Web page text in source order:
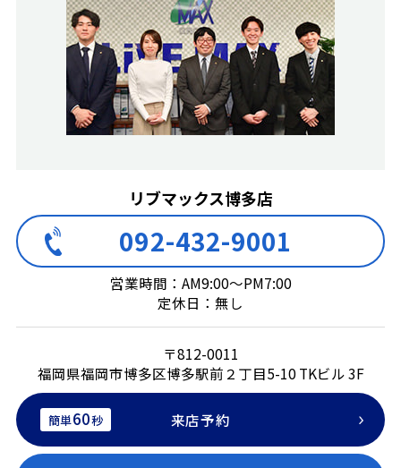
リブマックス博多店
092-432-9001
営業時間：AM9:00～PM7:00
定休日：無し
〒812-0011
福岡県福岡市博多区博多駅前２丁目5-10 TKビル 3F
簡単60秒 来店予約